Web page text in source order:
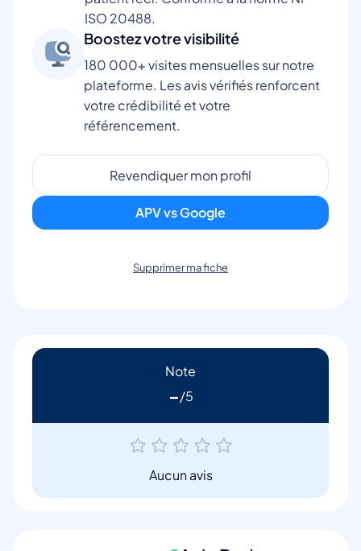
ISO 20488.
Boostez votre visibilité
180 000+ visites mensuelles sur notre
plateforme. Les avis vérifiés renforcent
votre crédibilité et votre
référencement.
Revendiquer mon profil
APV vs Google
Supprimer ma fiche
Note
-
Aucun avis